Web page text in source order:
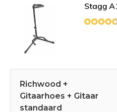
Stagg
Richwood +
Gitaarhoes + Gitaar
standaard